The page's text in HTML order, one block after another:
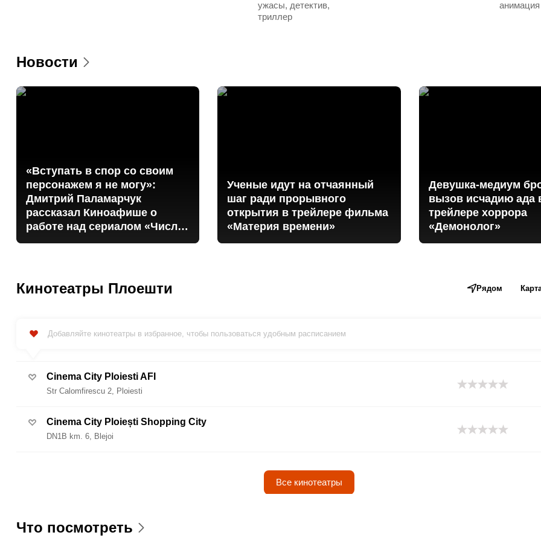
ужасы, детектив,
триллер
анимация
Новости
«Вступать в спор со своим
персонажем я не могу»:
Дмитрий Паламарчук
рассказал Киноафише о
работе над сериалом «Число
Ученые идут на отчаянный
шаг ради прорывного
открытия в трейлере фильма
«Материя времени»
Девушка-медиум
вызов исчадию ада
трейлере хоррора
«Демонолог»
Кинотеатры Плоешти Рядом
Добавляйте кинотеатры в избранное, чтобы пользоваться удобным расписанием
Cinema City Ploiesti AFI
Str Calomfirescu 2, Ploiesti
Cinema City Ploiești Shopping City
DN1B km. 6, Blejoi
Все кинотеатры
Что посмотреть